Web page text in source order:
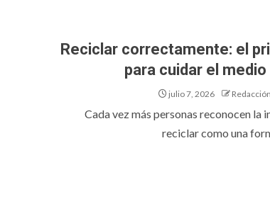
Reciclar correctamente: el
para cuidar el
julio 7, 2026
Cada vez más personas reconocen la
reciclar como una